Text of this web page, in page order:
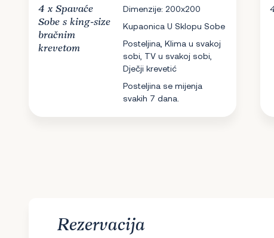
4 x Spavaće
Sobe s king-size
bračnim
krevetom
Dimenzije: 200x200
Kupaonica U Sklopu Sobe
Posteljina, Klima u svakoj
sobi, TV u svakoj sobi,
Dječji krevetić
Posteljina se mijenja
svakih 7 dana.
Rezervacija